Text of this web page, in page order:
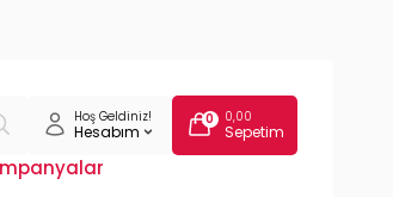
Hoş Geldiniz!
Hesabım
0 0,00
Sepetim